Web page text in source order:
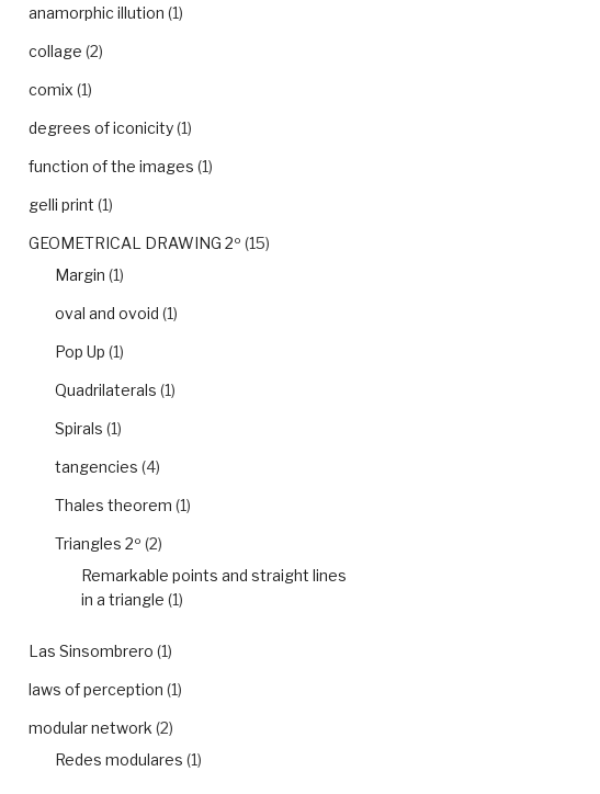
anamorphic illution (1)
collage (2)
comix (1)
degrees of iconicity(1)
function of the images (1)
gelli print (1)
GEOMETRICAL DRAWING 2º (15)
Margin (1)
oval and ovoid (1)
Pop Up (1)
Quadrilaterals (1)
Spirals (1)
tangencies (4)
Thales theorem (1)
Triangles 2º (2)
Remarkable points and straight lines
in a triangle (1)
Las Sinsombrero (1)
laws of perception (1)
modular network (2)
Redes modulares (1)